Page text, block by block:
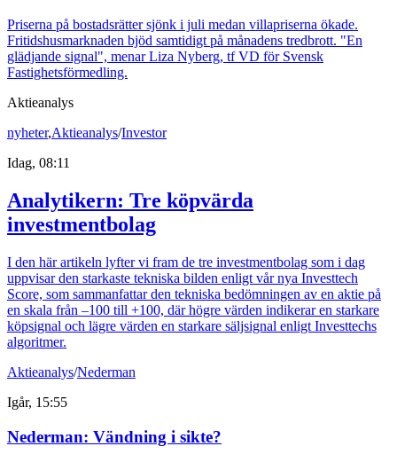
Priserna på bostadsrätter sjönk i juli medan villapriserna ökade.
Fritidshusmarknaden bjöd samtidigt på månadens tredbrott. "En
glädjande signal", menar Liza Nyberg, tf VD för Svensk
Fastighetsförmedling.
Aktieanalys
nyheter,Aktieanalys/Investor
Idag, 08:11
Analytikern: Tre köpvärda
investmentbolag
I den här artikeln lyfter vi fram de tre investmentbolag som i dag
uppvisar den starkaste tekniska bilden enligt vår nya Investtech
Score, som sammanfattar den tekniska bedömningen av en aktie på
en skala från –100 till +100, där högre värden indikerar en starkare
köpsignal och lägre värden en starkare säljsignal enligt Investtechs
algoritmer.
Aktieanalys/Nederman
Igår, 15:55
Nederman: Vändning i sikte?